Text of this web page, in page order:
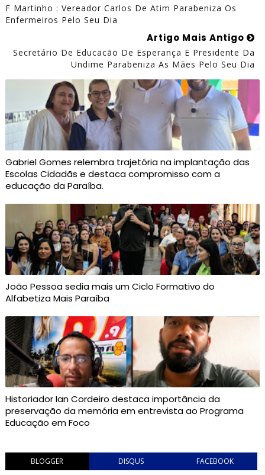
F Martinho : Vereador Carlos De Atim Parabeniza Os
Enfermeiros Pelo Seu Dia
Artigo Mais Antigo
Secretário De Educacão De Esperança E Presidente Da
Undime Parabeniza As Mães Pelo Seu Dia
Gabriel Gomes relembra trajetória na implantação das
Escolas Cidadãs e destaca compromisso com a
educação da Paraíba.
João Pessoa sedia mais um Ciclo Formativo do
Alfabetiza Mais Paraíba
Historiador Ian Cordeiro destaca importância da
preservação da memória em entrevista ao Programa
Educação em Foco
BLOGGER DISQUS FACEBOOK